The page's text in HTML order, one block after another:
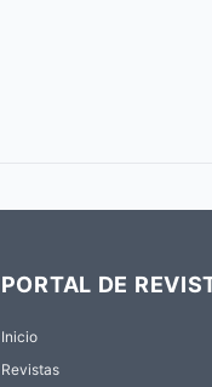
PORTAL DE
Inicio
Revistas